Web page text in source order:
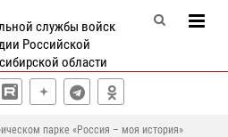
службы войск
Российской
области
парке «Россия – моя история»